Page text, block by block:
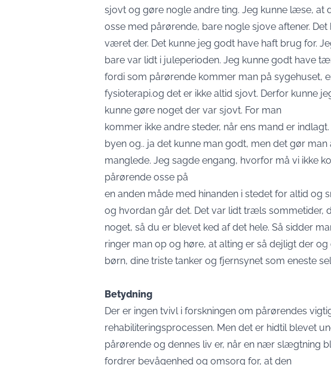
sjovt og gøre nogle andre ting. Jeg kunne læse,
osse med pårørende, bare nogle sjove aftener. Det
været der. Det kunne jeg godt have haft brug for.
bare var lidt i juleperioden. Jeg kunne godt have
fordi som pårørende kommer man på sygehuset,
fysioterapi.og det er ikke altid sjovt. Derfor kunne
kunne gøre noget der var sjovt. For man
kommer ikke andre steder, når ens mand er
byen og.. ja det kunne man godt, men det gør
manglede. Jeg sagde engang, hvorfor må vi ikke
pårørende osse på
en anden måde med hinanden i stedet for altid og
og hvordan går det. Det var lidt træls sommetider,
noget, så du er blevet ked af det hele. Så sidder
ringer man op og høre, at alting er så dejligt der
børn, dine triste tanker og fjernsynet som eneste
Betydning
Der er ingen tvivl i forskningen om pårørendes
rehabiliteringsprocessen. Men det er hidtil blevet
pårørende og dennes liv er, når en nær slægtning
fordrer bevågenhed og omsorg for, at den